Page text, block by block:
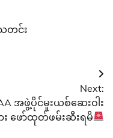
တင်း
Next:
အဖွဲ့ပိုင်မူးယစ်ဆေးဝါး
ား ဖော်ထုတ်ဖမ်းဆီးရမိ